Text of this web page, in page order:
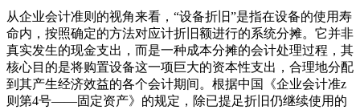
从企业会计准则的视角来看，“设备折旧”是指在设备的使用寿
命内，按照确定的方法对应计折旧额进行的系统分摊。它并非
真实发生的现金支出，而是一种成本分摊的会计处理过程，其
核心目的是将购置设备这一项巨大的资本性支出，合理地分配
到其产生经济效益的各个会计期间。根据中国《企业会计准z
则第4号——固定资产》的规定，除已提足折旧仍继续使用的